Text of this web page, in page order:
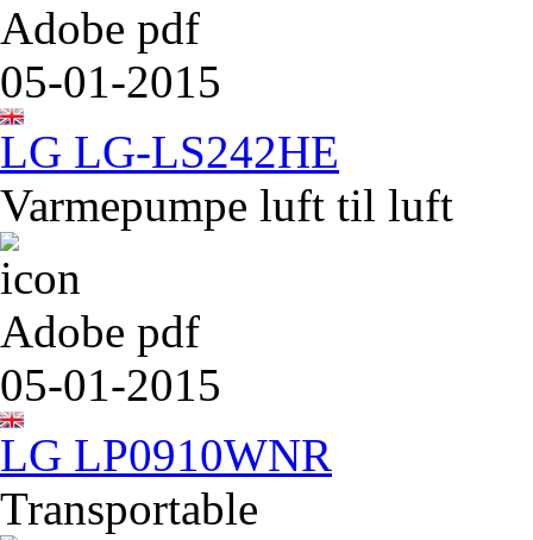
Adobe pdf
05-01-2015
LG LG-LS242HE
Varmepumpe luft til luft
Adobe pdf
05-01-2015
LG LP0910WNR
Transportable